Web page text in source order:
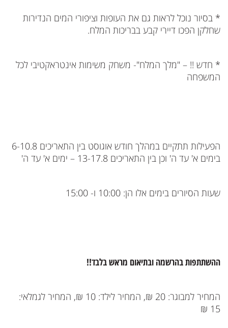
* בסיור נוכל לראות גם את העופות וציפורי המים הנדירות
שחלקן הפכו דיירי קבע בבריכות המלח.
* חדש !! – "מלך המלח"- משחק משימות אינטראקטיבי לכל
המשפחה
הפעילות תתקיים במהלך חודש אוגוסט בין התאריכים 6-10.8
בימים א' עד ה' וכן בין התאריכים 13-17.8 – ימים א' עד ה'
שעות הסיורים בימים אלו הן: 10:00 ו- 15:00
ההשתתפות בהרשמה ובתיאום מראש בלבד!!
המחיר למבוגר: 20 ₪, המחיר לילד: 10 ₪, המחיר לגמלאי:
15 ₪